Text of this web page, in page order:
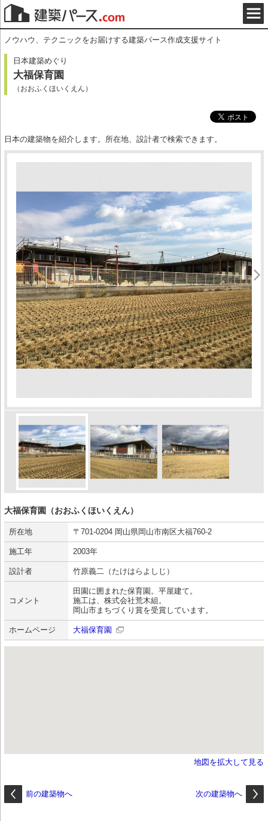
ノウハウ、テクニックをお届けする建築パース作成支援サイト
日本建築めぐり
大福保育園
（おおふくほいくえん）
日本の建築物を紹介します。所在地、設計者で検索できます。
大福保育園（おおふくほいくえん）
所在地 〒701-0204 岡山県岡山市南区大福760-2
施工年 2003年
設計者 竹原義二（たけはらよしじ）
コメント
田園に囲まれた保育園。平屋建て。
施工は、株式会社荒木組。
岡山市まちづくり賞を受賞しています。
ホームページ 大福保育園
地図を拡大して見る
前の建築物へ 次の建築物へ